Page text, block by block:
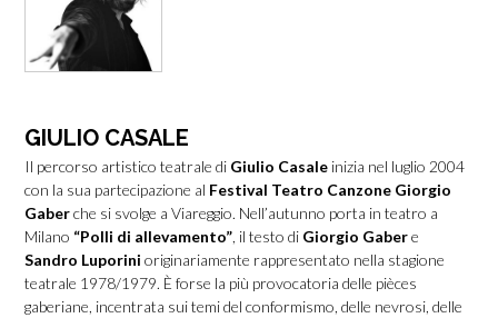
GIULIO CASALE
Il percorso artistico teatrale di Giulio Casale inizia nel luglio 2004
con la sua partecipazione al Festival Teatro Canzone Giorgio
Gaberche si svolge a Viareggio. Nell’autunno porta in teatro a
Milano “Polli di allevamento”, il testo di Giorgio Gabere
Sandro Luporini originariamente rappresentato nella stagione
teatrale 1978/1979. È forse la più provocatoria delle pièces
gaberiane, incentrata sui temi del conformismo, delle nevrosi, delle